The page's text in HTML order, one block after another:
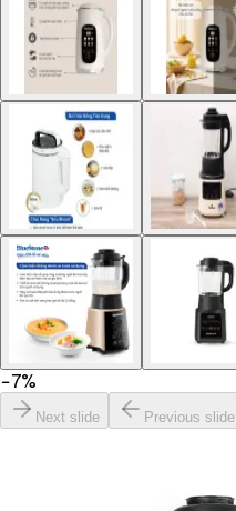
−7%
Next slide Previous slide